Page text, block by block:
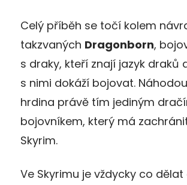
Celý příběh se točí kolem
takzvaných Dragonborn,
s draky, kteří znají jazyk draků
s nimi dokáží bojovat.
hrdina právě tím jediným
bojovníkem, který má
Skyrim.
Ve Skyrimu je vždycky co